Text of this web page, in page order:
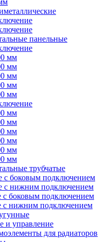
панельные
мм
мм
мм
мм
мм
мм
мм
мм
мм
мм
мм
трубчатые
с боковым подключением
с нижним подключением
с боковым подключением
с нижним подключением
и управление
для радиаторов